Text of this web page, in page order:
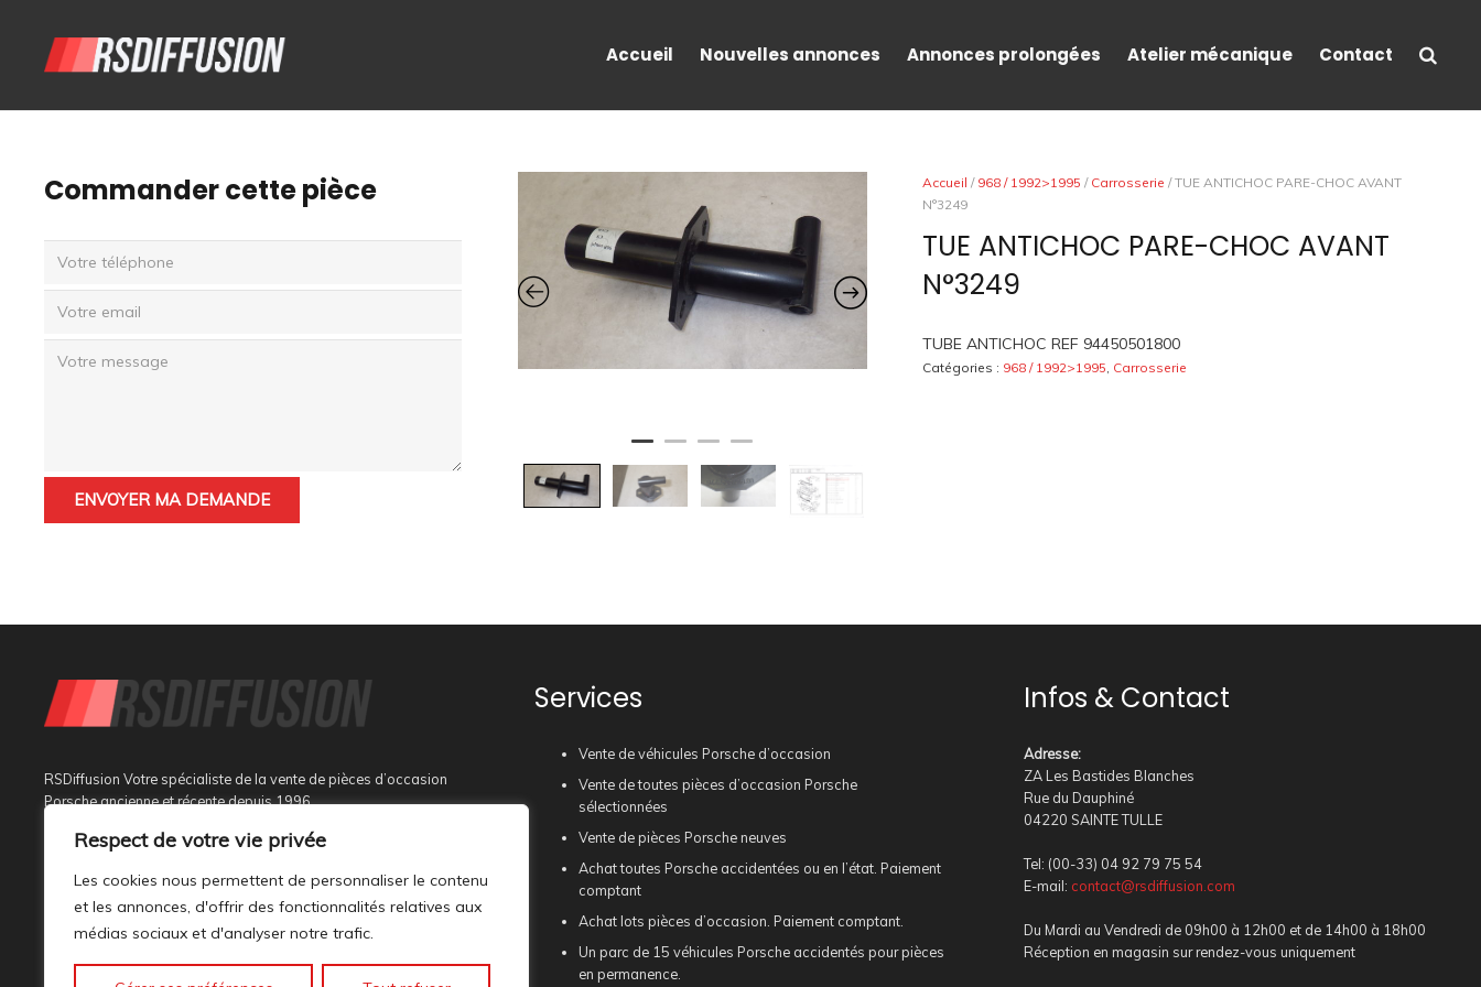
Respect de votre vie privée
Les cookies nous permettent de personnaliser le contenu
et les annonces, d'offrir des fonctionnalités relatives aux
médias sociaux et d'analyser notre trafic.
Accueil Nouvelles annonces Annonces prolongées Atelier mécanique Contact
Accueil / 968 / 1992>1995 / Carrosserie / TUE ANTICHOC PARE-CHOC AVANT
N°3249
TUE ANTICHOC PARE-CHOC AVANT
N°3249
TUBE ANTICHOC REF 94450501800
Catégories : 968 / 1992>1995, Carrosserie
Commander cette pièce
RSDiffusion Votre spécialiste de la vente de pièces d’occasion
Porsche ancienne et récente depuis 1996
Implantée à Sainte Tulle dans le département des Alpes de
Provence, au sein d’un bâtiment tout neuf de 1000M², son
activité est dédiée à la marque PORSCHE.
Services
Vente de véhicules Porsche d’occasion
Vente de toutes pièces d’occasion Porsche
sélectionnées
Vente de pièces Porsche neuves
Achat toutes Porsche accidentées ou en l’état. Paiement
comptant
Achat lots pièces d’occasion. Paiement comptant.
Un parc de 15 véhicules Porsche accidentés pour pièces
en permanence.
Infos & Contact
Adresse:
ZA Les Bastides Blanches
Rue du Dauphiné
04220 SAINTE TULLE
Tel: (00-33) 04 92 79 75 54
E-mail: contact@rsdiffusion.com
Du Mardi au Vendredi de 09h00 à 12h00 et de 14h00 à 18h00
Réception en magasin sur rendez-vous uniquement